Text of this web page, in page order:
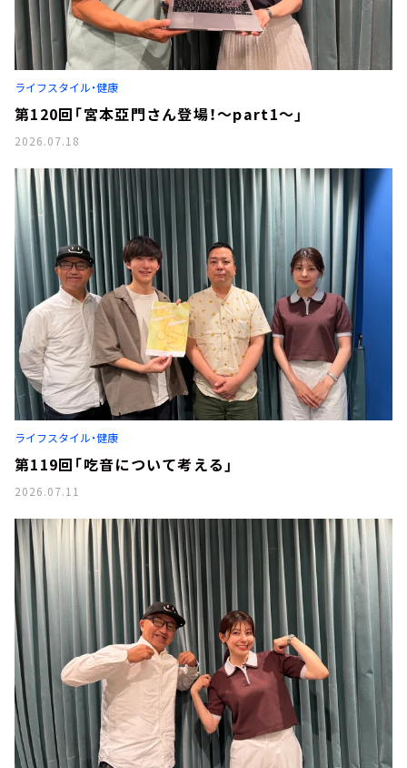
ライフスタイル・健康
第120回「宮本亞門さん登場！～part1～」
2026.07.18
ライフスタイル・健康
第119回「吃音について考える」
2026.07.11